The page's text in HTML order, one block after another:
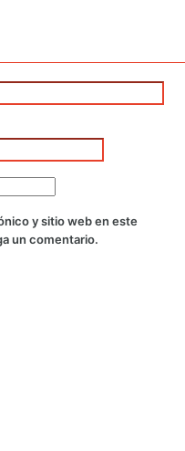
y sitio web en este
un comentario.